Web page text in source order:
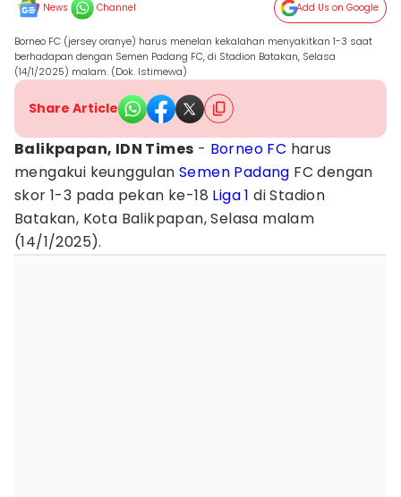
News Channel Add Us on Google
Borneo FC (jersey oranye) harus menelan kekalahan menyakitkan 1-3 saat
berhadapan dengan Semen Padang FC, di Stadion Batakan, Selasa
(14/1/2025) malam. (Dok. Istimewa)
Share Article
Balikpapan, IDN Times - Borneo FC harus
mengakui keunggulan Semen Padang FC dengan
skor 1-3 pada pekan ke-18 Liga 1 di Stadion
Batakan, Kota Balikpapan, Selasa malam
(14/1/2025).